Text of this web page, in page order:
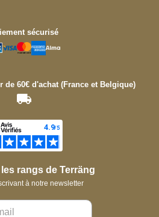
sécurisé
60€ d'achat (France et Belgique)
rangs de Terräng
à notre newsletter